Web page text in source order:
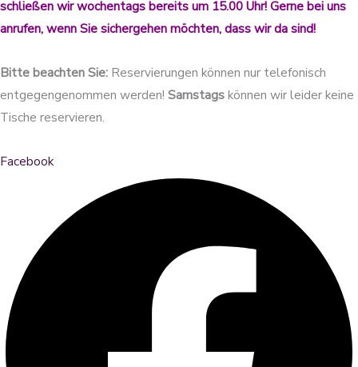
schließen wir wochentags bereits um 15.00 Uhr! Gerne bei uns
anrufen, wenn Sie sichergehen möchten, dass wir da sind!
Bitte beachten Sie: Reservierungen können nur telefonisch
entgegengenommen werden! Samstagskönnen wir leider keine
Tische reservieren.
Facebook